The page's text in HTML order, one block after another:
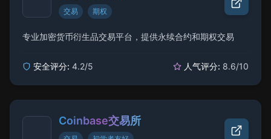
交易 期权
专业加密货币衍生品交易平台，提供永续合约和期权交易
安全评分: 4.2/5 人气评分: 8.6/10
Coinbase交易所